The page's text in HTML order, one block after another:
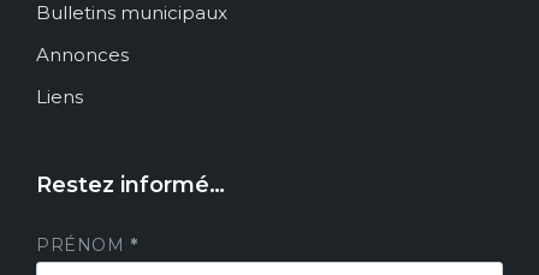
Bulletins municipaux
Annonces
Liens
Restez informé…
PRÉNOM *